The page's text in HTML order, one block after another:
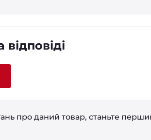
про даний товар, станьте